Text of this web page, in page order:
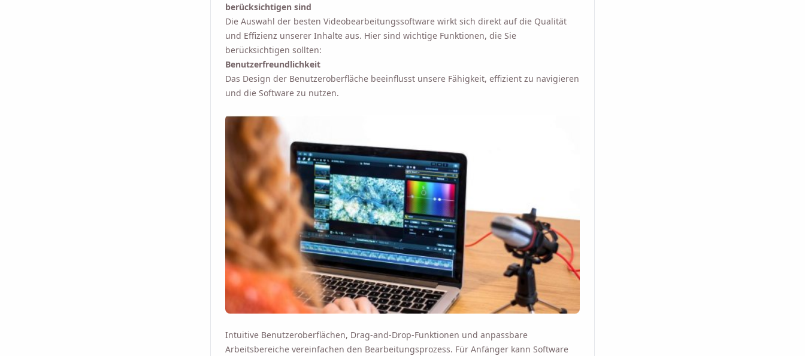
berücksichtigen sind
Die Auswahl der besten Videobearbeitungssoftware wirkt sich direkt auf die Qualität
und Effizienz unserer Inhalte aus. Hier sind wichtige Funktionen, die Sie
berücksichtigen sollten:
Benutzerfreundlichkeit
Das Design der Benutzeroberfläche beeinflusst unsere Fähigkeit, effizient zu navigieren
und die Software zu nutzen.
Intuitive Benutzeroberflächen, Drag-and-Drop-Funktionen und anpassbare
Arbeitsbereiche vereinfachen den Bearbeitungsprozess. Für Anfänger kann Software